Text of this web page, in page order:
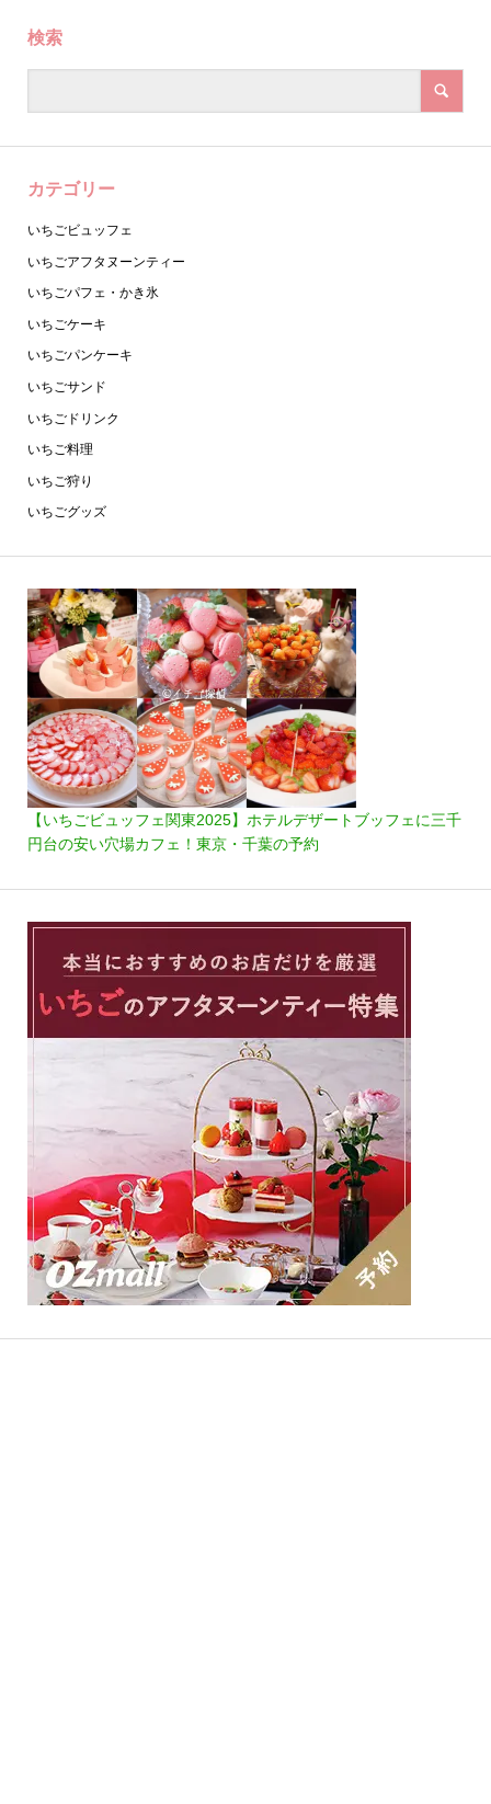
検索
カテゴリー
いちごビュッフェ
いちごアフタヌーンティー
いちごパフェ・かき氷
いちごケーキ
いちごパンケーキ
いちごサンド
いちごドリンク
いちご料理
いちご狩り
いちごグッズ
【いちごビュッフェ関東2025】ホテルデザートブッフェに三千
円台の安い穴場カフェ！東京・千葉の予約